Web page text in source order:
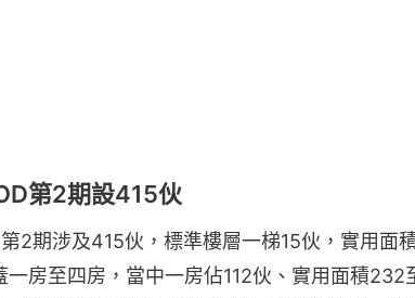
第2期設415伙
2期涉及415伙，標準樓層一梯15伙，實用面
一房至四房，當中一房佔112伙、實用面積232